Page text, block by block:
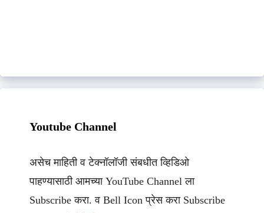
Youtube Channel
असेच माहिती व टेक्नॉलॉजी संबधीत व्हिडिओ
पाहण्यासाठी आमच्या YouTube Channel ला
Subscribe करा. व Bell Icon प्रेस करा Subscribe